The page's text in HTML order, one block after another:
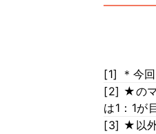
[1] ＊今
[2] ★のマ
は1：1が
[3] ★以外